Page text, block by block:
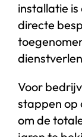
installatie
directe
Voor
stappen op
om de